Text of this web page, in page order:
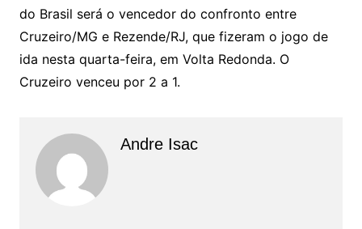
do Brasil será o vencedor do confronto entre
Cruzeiro/MG e Rezende/RJ, que fizeram o jogo de
ida nesta quarta-feira, em Volta Redonda. O
Cruzeiro venceu por 2 a 1.
Andre Isac